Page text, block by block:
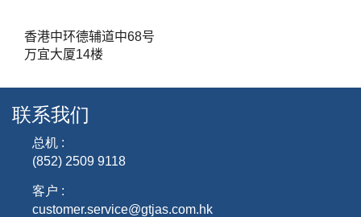
香港中环德辅道中68号
万宜大厦14楼
联系我们
总机 :
(852) 2509 9118
客户 :
customer.service@gtjas.com.hk